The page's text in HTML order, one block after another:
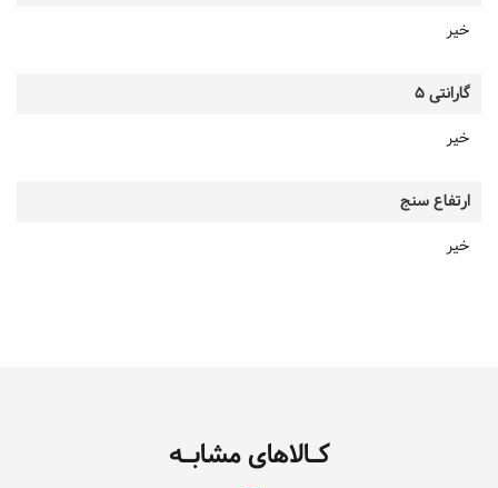
خیر
گارانتی 5
خیر
ارتفاع سنج
خیر
کـالاهای مشابـه